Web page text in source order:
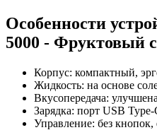
Особенности
5000 - Фруктовый
Корпус: компактный,
Жидкость: на основе
Вкусопередача:
Зарядка: порт USB Type-
Управление: без кнопок,